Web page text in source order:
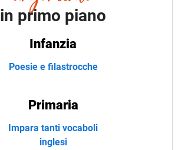
in primo piano
Infanzia
Poesie e filastrocche
Primaria
Impara tanti vocaboli
inglesi